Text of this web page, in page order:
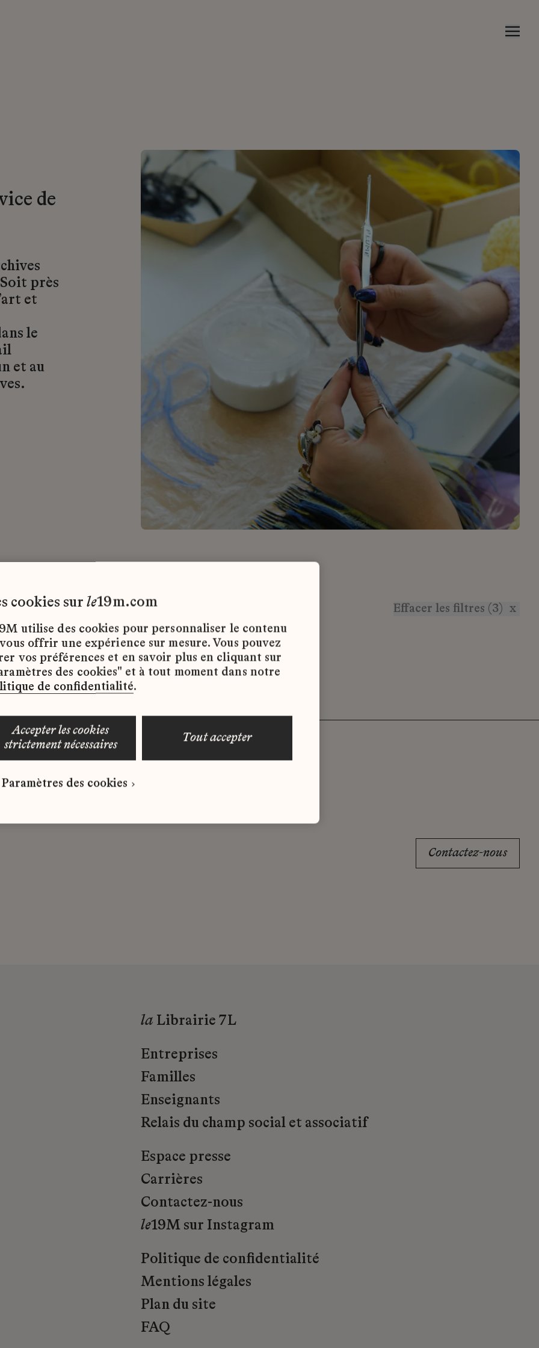
de
près
et
le
et au
Effacer les filtres (3) x
d’emploi disponibles pour le moment.
correspond à votre profil ?
spontanée dès maintenant.
Contactez-nous
la Librairie 7L
Entreprises
Familles
Enseignants
Relais du champ social et associatif
Espace presse
Carrières
Contactez-nous
le19M sur Instagram
Politique de confidentialité
Mentions légales
Plan du site
FAQ
cookies sur le19m.com
utilise des cookies pour personnaliser le contenu
offrir une expérience sur mesure. Vous pouvez
vos préférences et en savoir plus en cliquant sur
des cookies" et à tout moment dans notre
de confidentialité.
accepter les cookies
strictement nécessaires
tout accepter
Paramètres des cookies